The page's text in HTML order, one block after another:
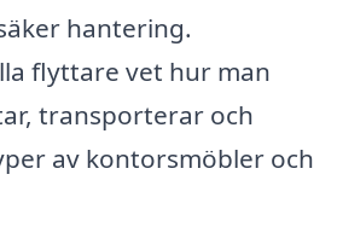
hantering.
flyttare vet hur man
transporterar och
av kontorsmöbler och